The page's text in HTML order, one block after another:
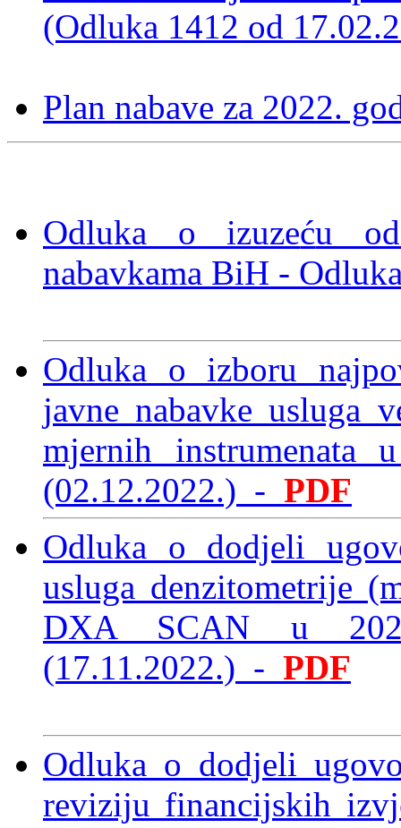
(Odluka 1412 od
Plan nabave za 2022.
Odluka o izuzeću
nabavkama BiH -
Odluka o izboru
javne nabavke usluga
mjernih instrumenata
(02.12.2022.) - PDF
Odluka o dodjeli
usluga denzitometrije
DXA SCAN u
(17.11.2022.) - PDF
Odluka o dodjeli
reviziju financijskih